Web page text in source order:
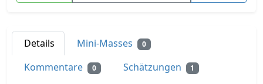
Details Mini-Masses 0
Kommentare 0 Schätzungen 1